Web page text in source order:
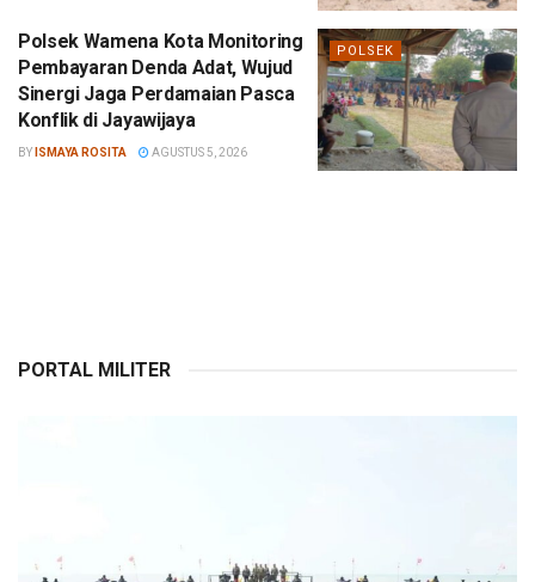
POLSEK
Polsek Wamena Kota Monitoring
Pembayaran Denda Adat, Wujud
Sinergi Jaga Perdamaian Pasca
Konflik di Jayawijaya
BY ISMAYA ROSITA AGUSTUS 5, 2026
PORTAL MILITER